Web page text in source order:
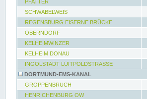
PFATTER
SCHWABELWEIS
REGENSBURG EISERNE BRÜCKE
OBERNDORF
KELHEIMWINZER
KELHEIM DONAU
INGOLSTADT LUITPOLDSTRASSE
DORTMUND-EMS-KANAL
GROPPENBRUCH
HENRICHENBURG OW